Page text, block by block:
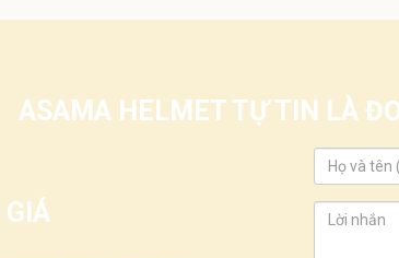
ASAMA HELMET TỰ TIN LÀ
GIÁ